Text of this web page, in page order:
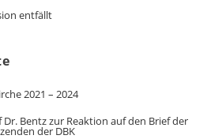
entfällt
2021 – 2024
Bentz zur Reaktion auf den Brief der
der DBK